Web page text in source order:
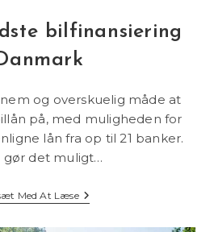
Rente
bilfinansiering
og overskuelig måde at
på, med muligheden for
lån fra op til 21 banker.
gør det muligt…
Med At LæseFind